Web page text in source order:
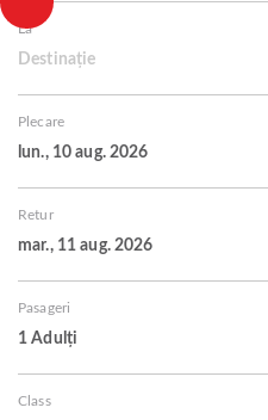
La
Destinație
Plecare
lun., 10 aug. 2026
Retur
mar., 11 aug. 2026
Pasageri
1 Adulți
Class